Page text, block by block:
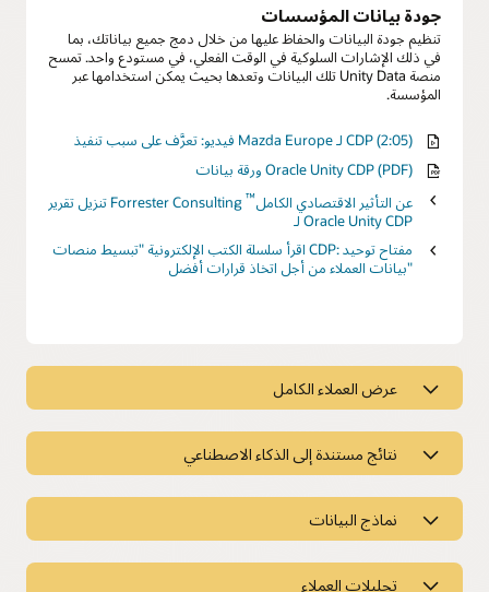
جودة بيانات المؤسسات
تنظيم جودة البيانات والحفاظ عليها من خلال دمج جميع بياناتك، بما
في ذلك الإشارات السلوكية في الوقت الفعلي، في مستودع واحد. تمسح
منصة Unity Data تلك البيانات وتعدها بحيث يمكن استخدامها عبر
المؤسسة.
فيديو: تعرَّف على سبب تنفيذ Mazda Europe لـ CDP (2:05)
ورقة بيانات Oracle Unity CDP (PDF)
تنزيل تقرير Forrester Consulting عن التأثير الاقتصادي الكامل™
لـ Oracle Unity CDP
اقرأ سلسلة الكتب الإلكترونية "تبسيط منصات CDP: مفتاح توحيد
بيانات العملاء من أجل اتخاذ قرارات أفضل"
عرض العملاء الكامل
درجات سلوكية
احصل على رؤى قيمة حول سلوك العملاء وضبط الاستهداف باستخدام
أكثر من 80 درجة سلوكية، مثل درجة التفاعل حسب القناة واحتمال
تبديل موفر الخدمة والميل إلى الشراء.
جماهير مرتبطة سلوكيًا سابقة الإنشاء
تجاوز الاستهداف التقليدي وإنشاء شرائح أكثر تطورًا. استفد من أكثر من
نتائج مستندة إلى الذكاء الاصطناعي
منضدة عمل التحليل الذكي
باستخدام أكثر من 27 نموذجًا جاهزًا للاستخدام للذكاء الاصطناعي،
يمكنك تمكين تسجيل النقاط التنبؤية، والميل، والحسابات، وإنشاء
التشابه، والتوصيات في الوقت الفعلي للتنبؤ بتجربة العملاء وتخصيصها
نماذج البيانات
تحليلات العملاء